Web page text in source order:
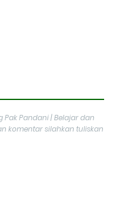
Pandani | Belajar dan
komentar silahkan tuliskan